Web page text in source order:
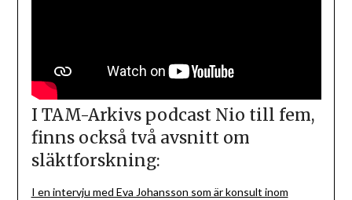
I TAM-Arkivs podcast Nio till fem,
finns också två avsnitt om
släktforskning:
I en intervju med Eva Johansson som är konsult inom